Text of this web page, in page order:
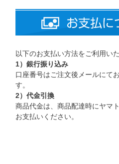
以下のお支払い方法をご利用い
1）銀行振り込み
口座番号はご注文後メールにて
す。
2）代金引換
商品代金は、商品配達時にヤマ
お支払いください。